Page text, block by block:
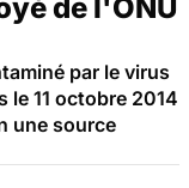
de l'ONU
par le virus
le 11 octobre 2014
une source